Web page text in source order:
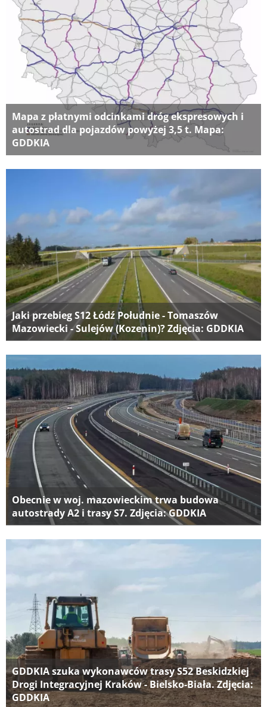
Mapa z płatnymi odcinkami dróg ekspresowych i
autostrad dla pojazdów powyżej 3,5 t. Mapa:
GDDKIA
Jaki przebieg S12 Łódź Południe - Tomaszów
Mazowiecki - Sulejów (Kozenin)? Zdjęcia: GDDKIA
Obecnie w woj. mazowieckim trwa budowa
autostrady A2 i trasy S7. Zdjęcia: GDDKIA
GDDKIA szuka wykonawców trasy S52 Beskidzkiej
Drogi Integracyjnej Kraków - Bielsko-Biała. Zdjęcia:
GDDKIA